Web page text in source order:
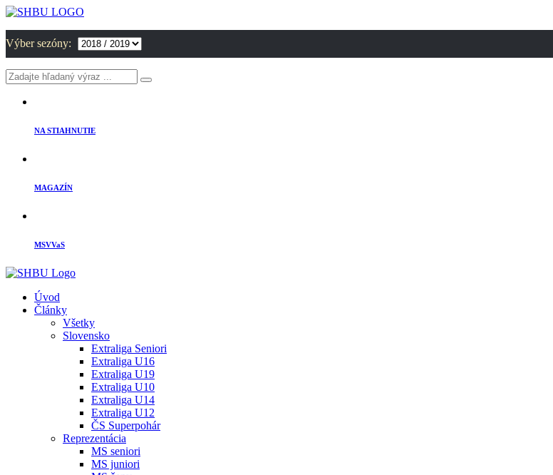
Výber sezóny:
NA STIAHNUTIE
MAGAZÍN
MSVVaS
Úvod
Články
Všetky
Slovensko
Extraliga Seniori
Extraliga U16
Extraliga U19
Extraliga U10
Extraliga U14
Extraliga U12
ČS Superpohár
Reprezentácia
MS seniori
MS juniori